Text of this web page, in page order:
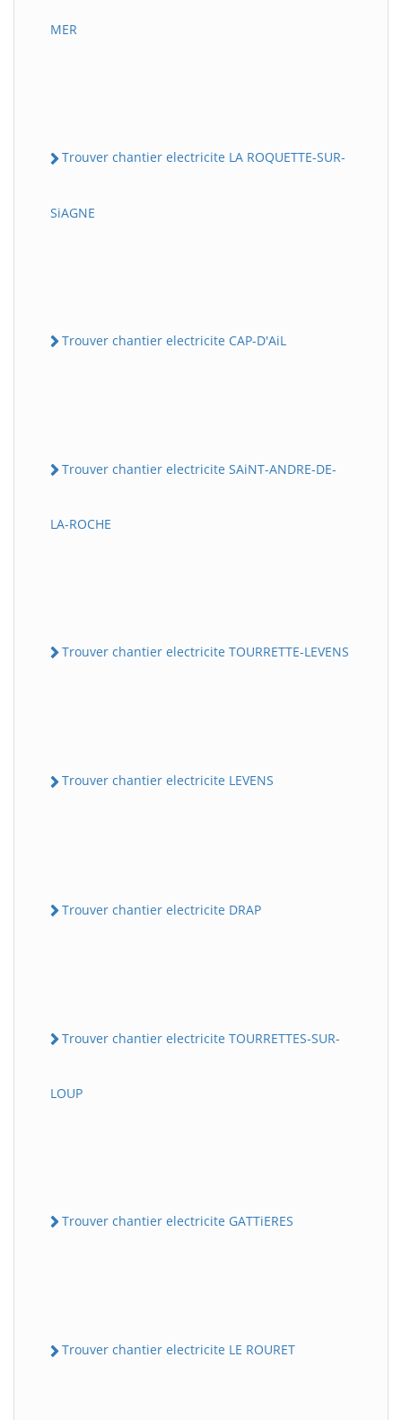
MER
Trouver chantier electricite LA ROQUETTE-SUR-
SiAGNE
Trouver chantier electricite CAP-D'AiL
Trouver chantier electricite SAiNT-ANDRE-DE-
LA-ROCHE
Trouver chantier electricite TOURRETTE-LEVENS
Trouver chantier electricite LEVENS
Trouver chantier electricite DRAP
Trouver chantier electricite TOURRETTES-SUR-
LOUP
Trouver chantier electricite GATTiERES
Trouver chantier electricite LE ROURET